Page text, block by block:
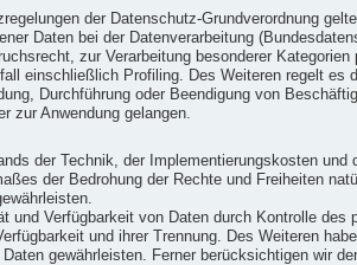
der Datenschutz-Grundverordnung
Daten bei der Datenverarbeitung
zur Verarbeitung besonderer
einschließlich Profiling. Des Weiteren regelt es
Durchführung oder Beendigung von
zur Anwendung gelangen.
der Technik, der Implementierungskosten
der Bedrohung der Rechte und Freiheiten
Verfügbarkeit von Daten durch Kontrolle
und ihrer Trennung. Des Weiteren
gewährleisten. Ferner berücksichtigen wir